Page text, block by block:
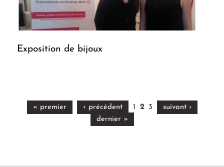
Exposition de bijoux
« premier ‹ précédent 1 2 3
suivant ›
dernier »